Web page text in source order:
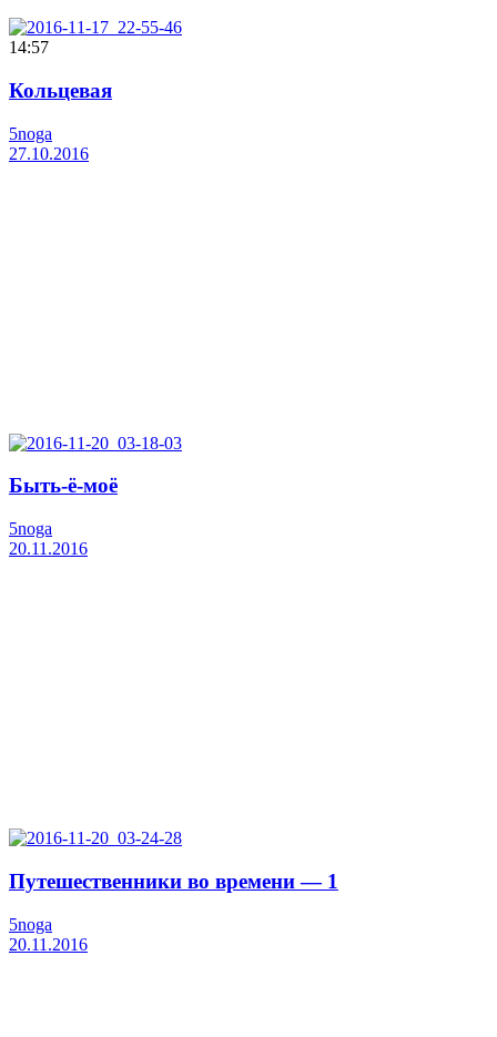
14:57
Кольцевая
5noga
27.10.2016
Быть-ё-моё
5noga
20.11.2016
Путешественники во времени — 1
5noga
20.11.2016